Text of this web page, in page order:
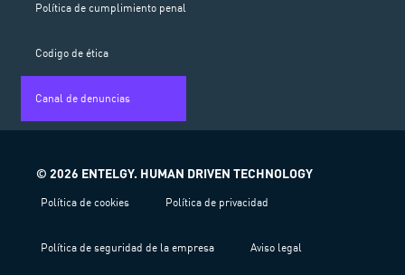
Política de cumplimiento penal
Codigo de ética
Canal de denuncias
© 2026 ENTELGY. HUMAN DRIVEN TECHNOLOGY
Política de cookies Política de privacidad
Política de seguridad de la empresa Aviso legal